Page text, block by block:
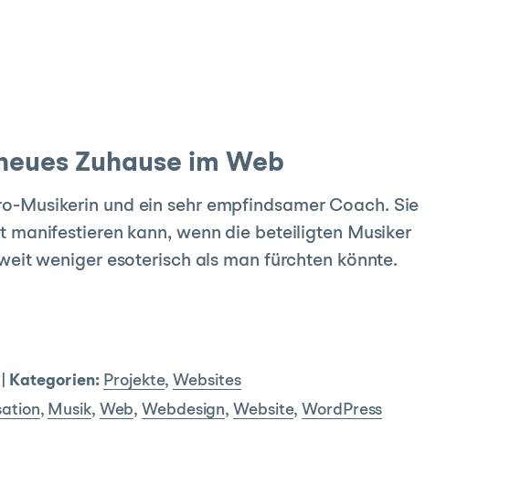
Zuhause im Web
Musikerin und ein sehr empfindsamer Coach. Sie
manifestieren kann, wenn die beteiligten Musiker
weniger esoterisch als man fürchten könnte.
Kategorien: Projekte, Websites
, Musik, Web, Webdesign, Website, WordPress